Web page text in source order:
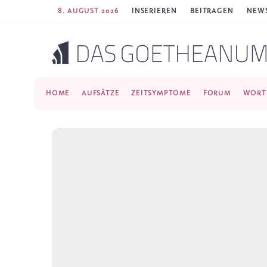
8. AUGUST 2026 INSERIEREN BEITRAGEN
HOME AUFSÄTZE ZEITSYMPTOME FORUM